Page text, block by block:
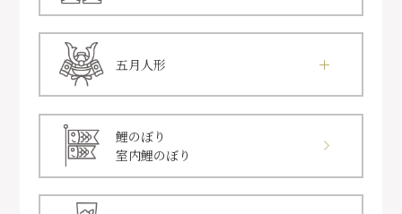
五月人形
鯉のぼり
室内鯉のぼり